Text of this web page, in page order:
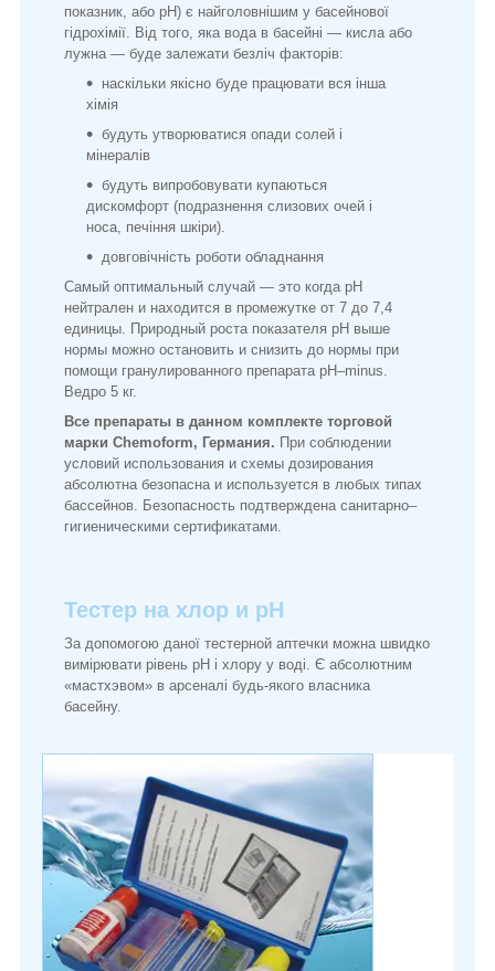
показник, або pH) є найголовнішим у басейнової
гідрохімії. Від того, яка вода в басейні — кисла або
лужна — буде залежати безліч факторів:
наскільки якісно буде працювати вся інша
хімія
будуть утворюватися опади солей і
мінералів
будуть випробовувати купаються
дискомфорт (подразнення слизових очей і
носа, печіння шкіри).
довговічність роботи обладнання
Самый оптимальный случай — это когда pH
нейтрален и находится в промежутке от 7 до 7,4
единицы. Природный роста показателя pH выше
нормы можно остановить и снизить до нормы при
помощи гранулированного препарата pH–minus.
Ведро 5 кг.
Все препараты в данном комплекте торговой
марки Chemoform, Германия. При соблюдении
условий использования и схемы дозирования
абсолютна безопасна и используется в любых типах
бассейнов. Безопасность подтверждена санитарно–
гигиеническими сертификатами.
Тестер на хлор и pH
За допомогою даної тестерной аптечки можна швидко
вимірювати рівень pH і хлору у воді. Є абсолютним
«мастхэвом» в арсеналі будь-якого власника
басейну.